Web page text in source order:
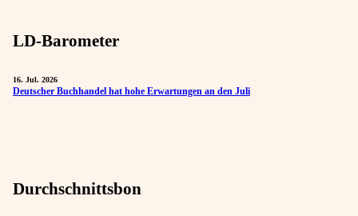
LD-Barometer
16. Jul. 2026
Deutscher Buchhandel hat hohe Erwartungen an den Juli
Durchschnittsbon